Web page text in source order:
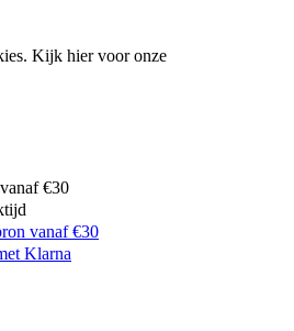
Kijk hier voor onze
€30
vanaf €30
Klarna